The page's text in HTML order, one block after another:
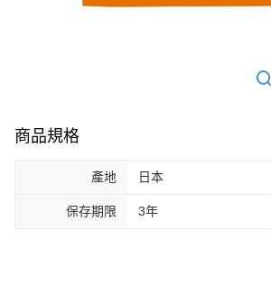
商品規格
產地 日本
保存期限 3年